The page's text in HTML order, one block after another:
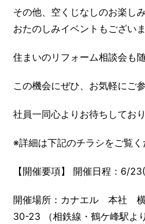
その他、空くじなしのお楽し
おたのしみイベントもございま
住まいのリフォーム相談会も
この機会にぜひ、お気軽にご
社員一同心よりお待ちしてお
※詳細は下記のチラシをご覧く
【開催要項】 開催日程：6/
開催場所：カナエル 本社 横
30-23 （相鉄線・鶴ケ峰駅よ